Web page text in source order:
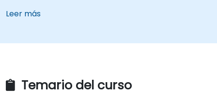
Leer más
Temario del curso